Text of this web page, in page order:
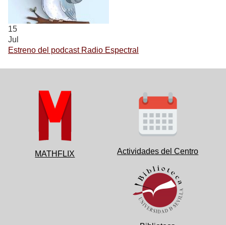
15
Jul
Estreno del podcast Radio Espectral
MATHFLIX Actividades del Centro